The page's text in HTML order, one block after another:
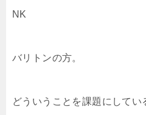
NK
バリトンの方。
どういうことを課題にして